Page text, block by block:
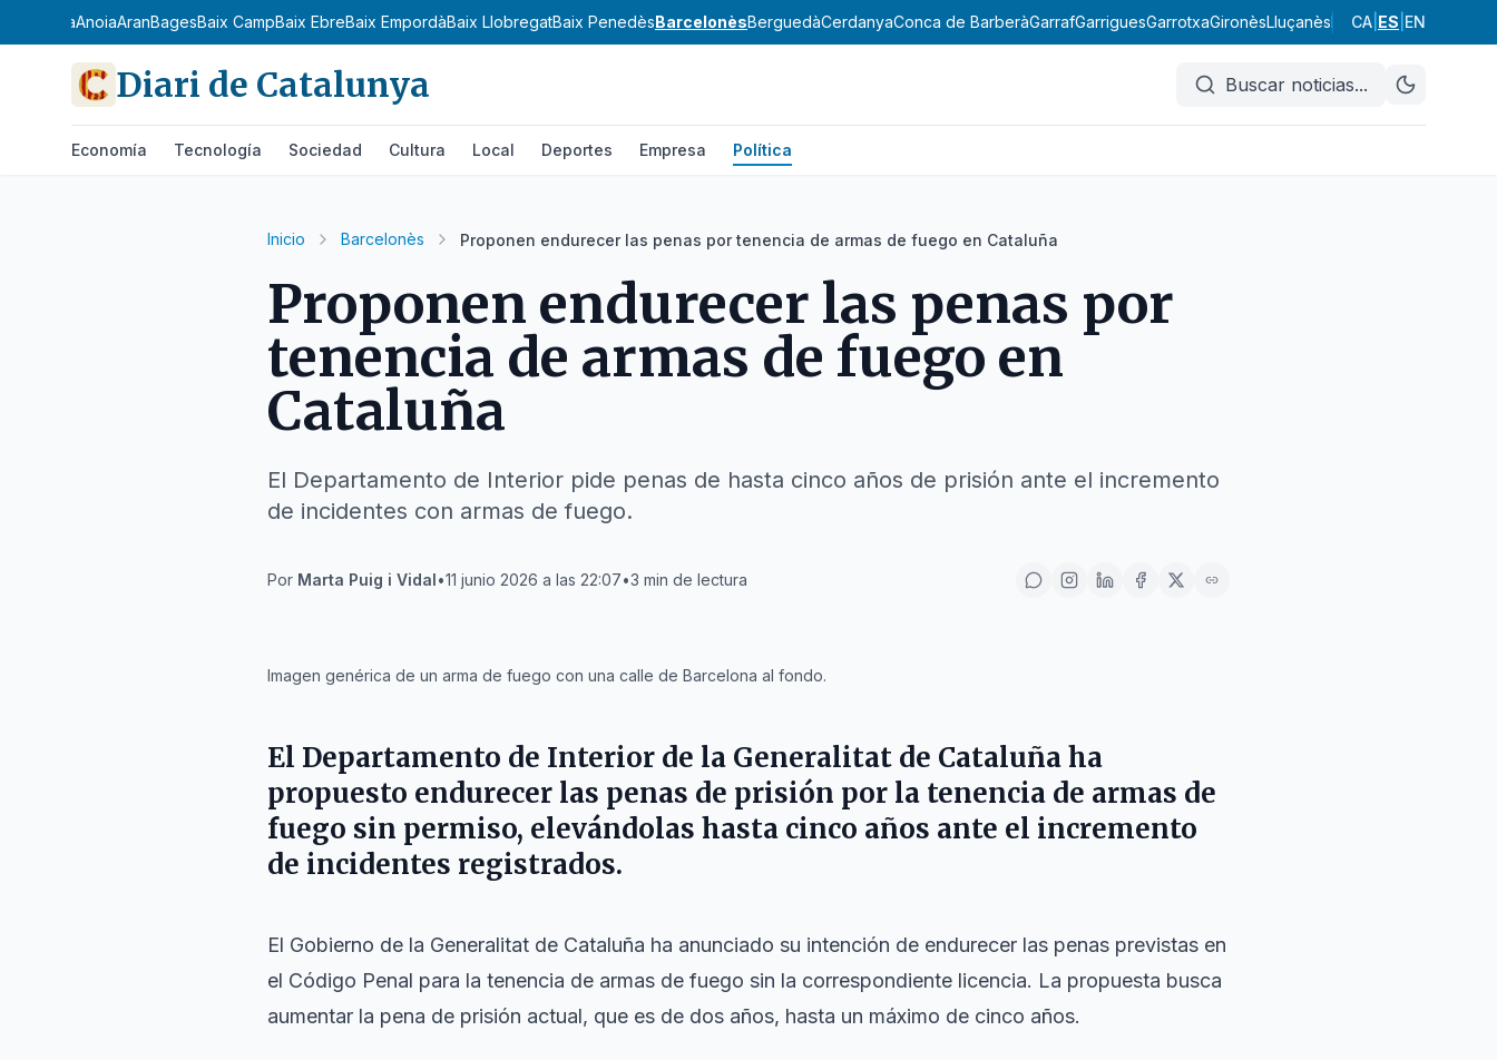
AnoiaAranBagesBaix CampBaix EbreBaix EmpordàBaix LlobregatBaix PenedèsBarcelonèsBerguedàCerdanyaConca de BarberàGarrafGarriguesGarrotxaGironèsLluçanèsMaresme Moianès
CA ES EN
Diari de Catalunya Buscar noticias...
Economía Tecnología Sociedad Cultura Local Deportes Empresa Política
Inicio Barcelonès Proponen endurecer las penas por tenencia de armas de fuego en Cataluña
Proponen endurecer las penas por
tenencia de armas de fuego en
Cataluña
El Departamento de Interior pide penas de hasta cinco años de prisión ante el incremento
de incidentes con armas de fuego.
Por Marta Puig i Vidal•11 junio 2026 a las 22:07•3 min de lectura
Imagen genérica de un arma de fuego con una calle de Barcelona al fondo.
El Departamento de Interior de la Generalitat de Cataluña ha
propuesto endurecer las penas de prisión por la tenencia de armas de
fuego sin permiso, elevándolas hasta cinco años ante el incremento
de incidentes registrados.
El Gobierno de la Generalitat de Cataluña ha anunciado su intención de endurecer las penas previstas en
el Código Penal para la tenencia de armas de fuego sin la correspondiente licencia. La propuesta busca
aumentar la pena de prisión actual, que es de dos años, hasta un máximo de cinco años.